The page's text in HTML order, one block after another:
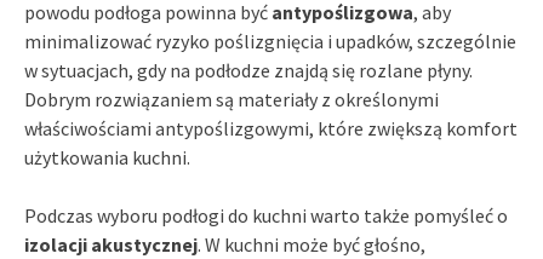
powodu podłoga powinna być antypoślizgowa, aby
minimalizować ryzyko poślizgnięcia i upadków, szczególnie
w sytuacjach, gdy na podłodze znajdą się rozlane płyny.
Dobrym rozwiązaniem są materiały z określonymi
właściwościami antypoślizgowymi, które zwiększą komfort
użytkowania kuchni.
Podczas wyboru podłogi do kuchni warto także pomyśleć o
izolacji akustycznej. W kuchni może być głośno,